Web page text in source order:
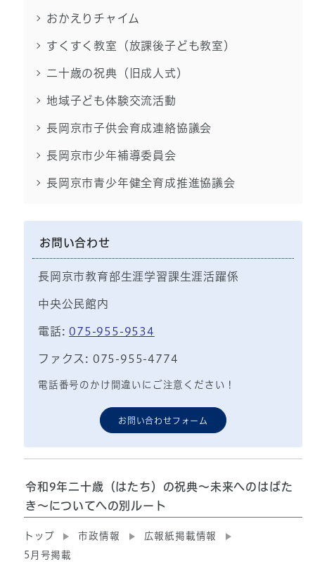
おかえりチャイム
すくすく教室（放課後子ども教室）
二十歳の祝典（旧成人式）
地域子ども体験交流活動
長岡京市子供会育成連絡協議会
長岡京市少年補導委員会
長岡京市青少年健全育成推進協議会
お問い合わせ
長岡京市教育部生涯学習課生涯活躍係
中央公民館内
電話: 075-955-9534
ファクス: 075-955-4774
電話番号のかけ間違いにご注意ください！
お問い合わせフォーム
令和9年二十歳（はたち）の祝典～未来へのはばた
き～についてへの別ルート
トップ 市政情報
広報紙掲載情報
5月号掲載